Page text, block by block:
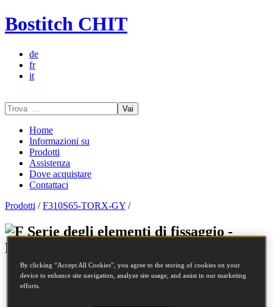
Bostitch CHIT
de
fr
it
Vai
Home
Informazioni su
Prodotti
Assistenza
Dove acquistare
Contattaci
Prodotti /F310S65-TORX-GY /
Serie degli elementi di fissaggio -
F310S65-TORX-GY
Codice SKU
F310S65-TORX-GY
By clicking “Accept All Cookies”, you agree to the storing of cookies on your
device to enhance site navigation, analyze site usage, and assist in our marketing
efforts.